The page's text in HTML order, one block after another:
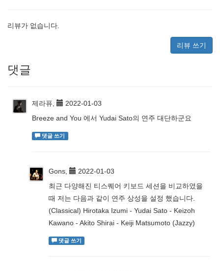
리뷰가 없습니다.
리뷰 쓰기
댓글
제라퓨,
2022-01-03
Breeze and You 에서 Yudai Sato의 연주 대단하군요
댓글 쓰기
Gons,
2022-01-03
최근 다양해진 티스퀘어 키보드 세션을 비교하였을
때 저는 다음과 같이 연주 상성을 설정 했습니다.
(Classical) Hirotaka Izumi - Yudai Sato - Keizoh
Kawano - Akito Shirai - Keiji Matsumoto (Jazzy)
댓글 쓰기